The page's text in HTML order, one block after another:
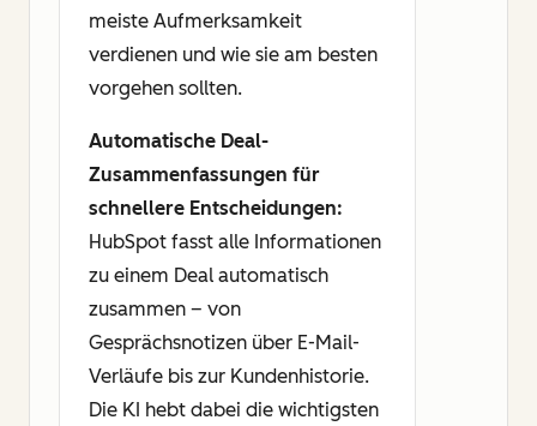
meiste Aufmerksamkeit
verdienen und wie sie am besten
vorgehen sollten.
Automatische Deal-
Zusammenfassungen für
schnellere Entscheidungen:
HubSpot fasst alle Informationen
zu einem Deal automatisch
zusammen – von
Gesprächsnotizen über E-Mail-
Verläufe bis zur Kundenhistorie.
Die KI hebt dabei die wichtigsten